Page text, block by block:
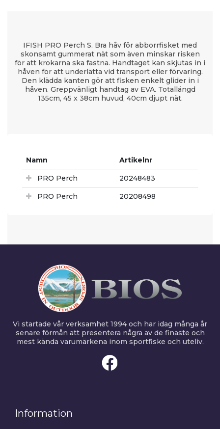
IFISH PRO Perch S. Bra håv för abborrfisket med
skonsamt gummerat nät som även minskar risken
för att krokarna ska fastna. Handtaget kan skjutas in i
håven för att underlätta vid transport eller förvaring.
Den klädda kanten gör att fisken enkelt glider in i
håven. Greppvänligt handtag av EVA. Totallängd
135cm, 45 x 38cm huvud, 40cm djupt nät.
Namn Artikelnr
PRO Perch 20248483
PRO Perch 20208498
Vi startade vår verksamhet 1994 och har idag många år
senare förmån att presentera några av de finaste och
mest kända varumärkena inom sportfiske och uteliv.
Information